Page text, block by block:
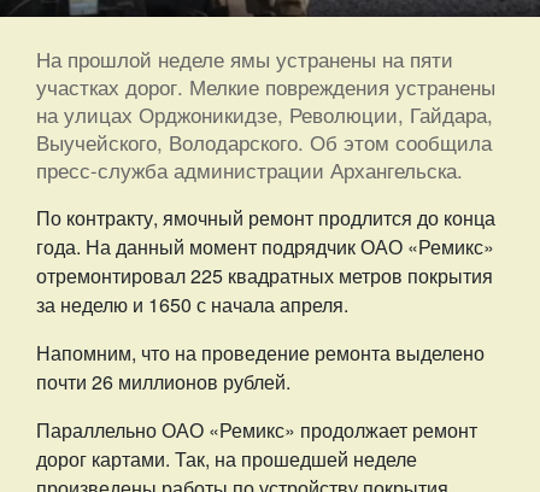
На прошлой неделе ямы устранены на пяти
участках дорог. Мелкие повреждения устранены
на улицах Орджоникидзе, Революции, Гайдара,
Выучейского, Володарского. Об этом сообщила
пресс-служба администрации Архангельска.
По контракту, ямочный ремонт продлится до конца
года. На данный момент подрядчик ОАО «Ремикс»
отремонтировал 225 квадратных метров покрытия
за неделю и 1650 с начала апреля.
Напомним, что на проведение ремонта выделено
почти 26 миллионов рублей.
Параллельно ОАО «Ремикс» продолжает ремонт
дорог картами. Так, на прошедшей неделе